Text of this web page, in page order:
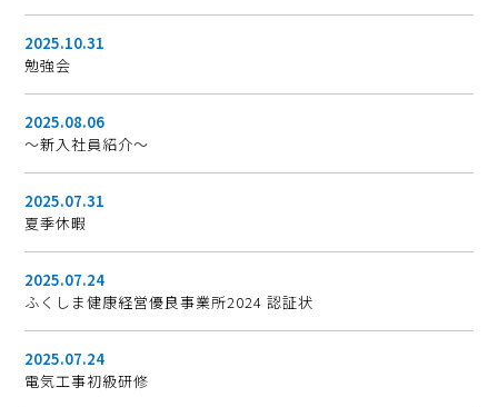
2025.10.31
勉強会
2025.08.06
～新入社員紹介～
2025.07.31
夏季休暇
2025.07.24
ふくしま健康経営優良事業所2024 認証状
2025.07.24
電気工事初級研修